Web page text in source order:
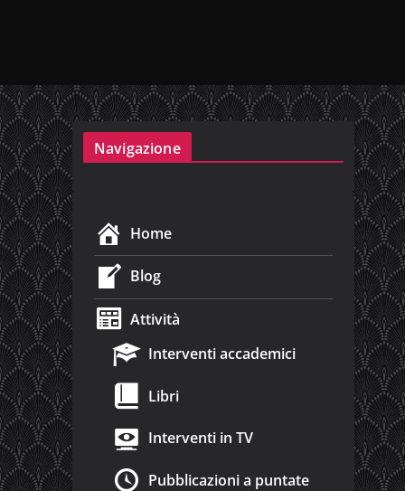
Navigazione
Home
Blog
Attività
Interventi accademici
Libri
Interventi in TV
Pubblicazioni a puntate